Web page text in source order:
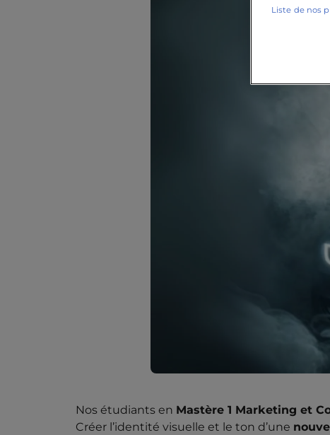
Nos étudiants en Mastère 1 Marketing et
Créer l’identité visuelle et le ton d’une
Liste de nos